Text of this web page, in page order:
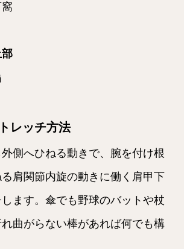
レッチ方法
側へひねる動きで、腕を付け根
肩関節内旋の動きに働く肩甲下
ます。傘でも野球のバットや杖
曲がらない棒があれば何でも構